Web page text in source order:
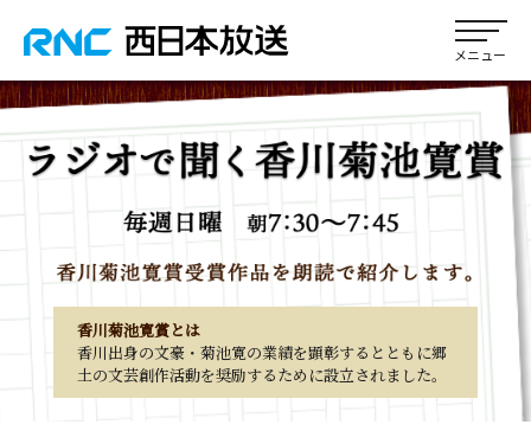
香川菊池寛賞とは
香川出身の文豪・菊池寛の業績を顕彰するとともに郷
土の文芸創作活動を奨励するために設立されました。